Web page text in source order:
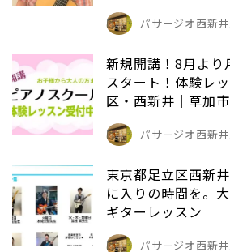
パサージオ西新
新規開講！8月より
スタート！体験レ
区・西新井｜草加
パサージオ西新
東京都足立区西新
に入りの時間を。
ギターレッスン
パサージオ西新